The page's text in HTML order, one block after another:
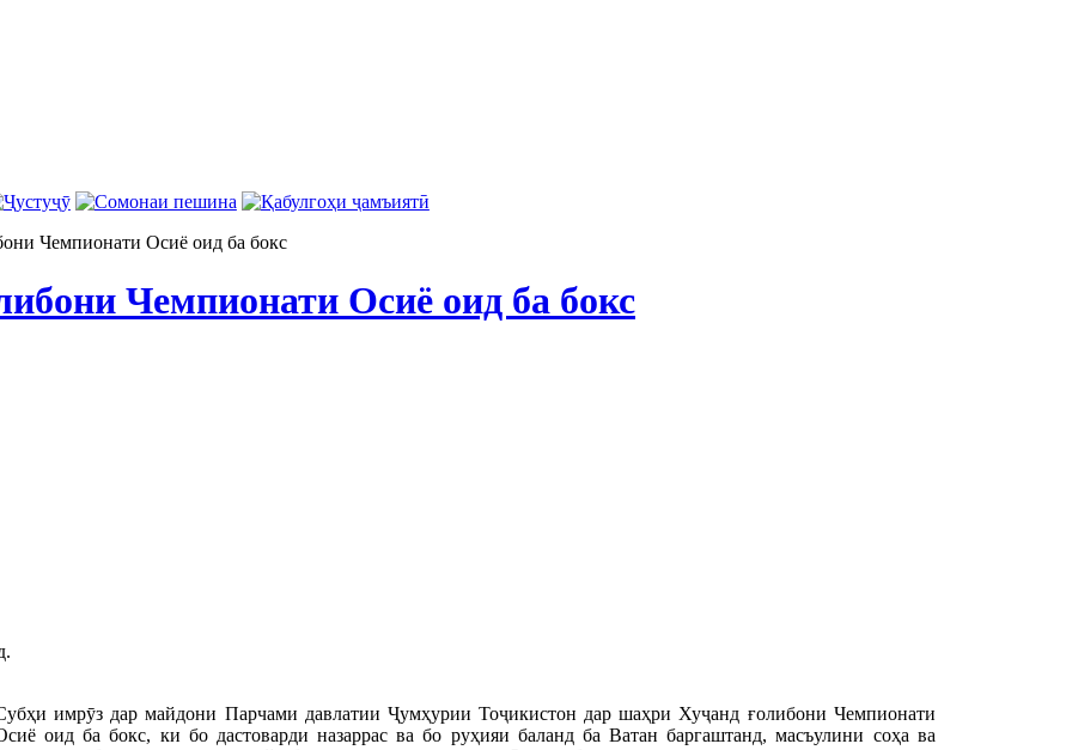
Чемпионати Осиё оид ба бокс
Чемпионати Осиё оид ба бокс
имрӯз дар майдони Парчами давлатии Ҷумҳурии Тоҷикистон дар шаҳри Хуҷанд ғолибони Чемпионати
оид ба бокс, ки бо дастоварди назаррас ва бо руҳияи баланд ба Ватан баргаштанд, масъулини соҳа ва